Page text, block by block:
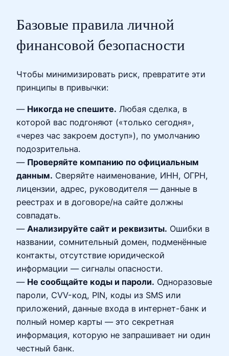
Базовые правила личной
финансовой безопасности
Чтобы минимизировать риск, превратите эти
принципы в привычки:
— Никогда не спешите. Любая сделка, в
которой вас подгоняют («только сегодня»,
«через час закроем доступ»), по умолчанию
подозрительна.
— Проверяйте компанию по официальным
данным. Сверяйте наименование, ИНН, ОГРН,
лицензии, адрес, руководителя — данные в
реестрах и в договоре/на сайте должны
совпадать.
— Анализируйте сайт и реквизиты. Ошибки в
названии, сомнительный домен, подменённые
контакты, отсутствие юридической
информации — сигналы опасности.
— Не сообщайте коды и пароли. Одноразовые
пароли, CVV-код, PIN, коды из SMS или
приложений, данные входа в интернет-банк и
полный номер карты — это секретная
информация, которую не запрашивает ни один
честный банк.